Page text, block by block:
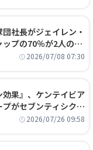
団社長がジェイレン・
プの70％が2人の選
てない」2026/07/08 07:30
効果』、ケンテイビア
がセブンティシクサ
2026/07/26 09:58